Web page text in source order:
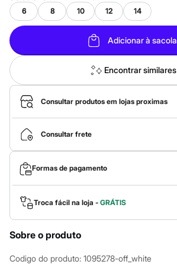
Inverno
Alfaiataria
Novidades
Roupas
Blusas e Camisetas
Básicos
Calças
Casacos e Jaquetas
Jeans
Macacões
Saias
Shorts e Bermudas
Vestidos
Acessórios
Bolsas
Bonés e Chapéus
Óculos
Relógios
Calçados
Botas
Rasteirinhas
Sandálias
6 8 10 12 14
Adicionar à sacola
Encontrar similares
Consultar produtos em lojas proximas
Consultar frete
Formas de pagamento
Troca fácil na loja - GRÁTIS
Sobre o produto
Codigo do produto: 1095278-off_white